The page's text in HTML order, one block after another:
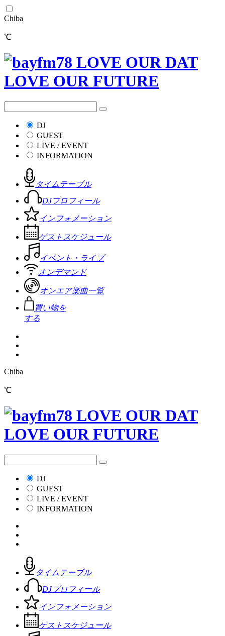
Chiba
℃
DJ
GUEST
LIVE / EVENT
INFORMATION
タイムテーブル
DJプロフィール
インフォメーション
ゲストスケジュール
イベント・ライブ
オンデマンド
オンエア楽曲一覧
買い物を
する
Chiba
℃
DJ
GUEST
LIVE / EVENT
INFORMATION
タイムテーブル
DJプロフィール
インフォメーション
ゲストスケジュール